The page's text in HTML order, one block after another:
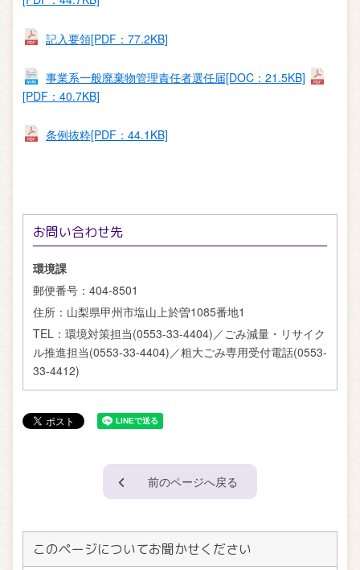
記入要領[PDF：77.2KB]
事業系一般廃棄物管理責任者選任届[DOC：21.5KB]
[PDF：40.7KB]
条例抜粋[PDF：44.1KB]
お問い合わせ先
環境課
郵便番号： 404-8501
住所： 山梨県甲州市塩山上於曽1085番地1
TEL： 環境対策担当(0553-33-4404)／ごみ減量・リサイク
ル推進担当(0553-33-4404)／粗大ごみ専用受付電話(0553-
33-4412)
前のページへ戻る
このページについてお聞かせください